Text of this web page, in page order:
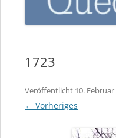
1723
Veröffentlicht 10. Februar
← Vorheriges